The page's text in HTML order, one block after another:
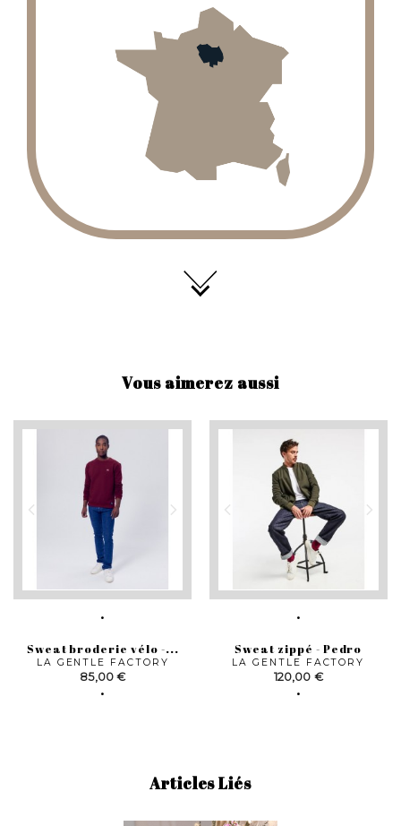
Vous aimerez aussi
Sweat broderie vélo -...
LA GENTLE FACTORY
Prix
85,00 €
Sweat zippé - Pedro
LA GENTLE FACTORY
Prix
120,00 €
Articles Liés